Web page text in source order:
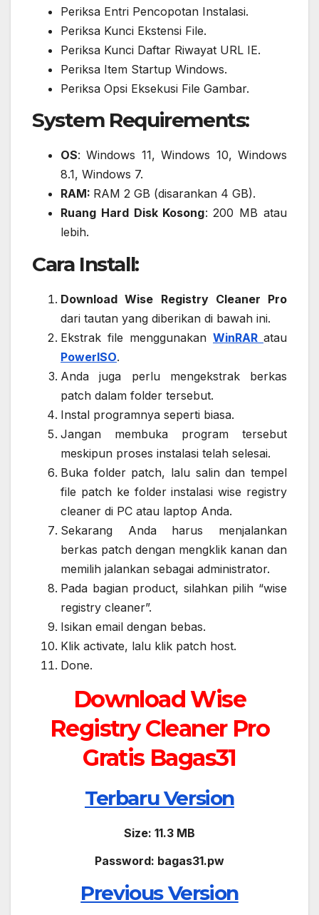
Periksa Entri Pencopotan Instalasi.
Periksa Kunci Ekstensi File.
Periksa Kunci Daftar Riwayat URL IE.
Periksa Item Startup Windows.
Periksa Opsi Eksekusi File Gambar.
System Requirements:
OS: Windows 11, Windows 10, Windows
8.1, Windows 7.
RAM: RAM 2 GB (disarankan 4 GB).
Ruang Hard Disk Kosong: 200 MB atau
lebih.
Cara Install:
Download Wise Registry Cleaner Pro
dari tautan yang diberikan di bawah ini.
Ekstrak file menggunakan WinRAR atau
PowerISO.
Anda juga perlu mengekstrak berkas
patch dalam folder tersebut.
Instal programnya seperti biasa.
Jangan membuka program tersebut
meskipun proses instalasi telah selesai.
Buka folder patch, lalu salin dan tempel
file patch ke folder instalasi wise registry
cleaner di PC atau laptop Anda.
Sekarang Anda harus menjalankan
berkas patch dengan mengklik kanan dan
memilih jalankan sebagai administrator.
Pada bagian product, silahkan pilih “wise
registry cleaner”.
Isikan email dengan bebas.
Klik activate, lalu klik patch host.
Done.
Download Wise
Registry Cleaner Pro
Gratis Bagas31
Terbaru Version
Size: 11.3 MB
Password: bagas31.pw
Previous Version